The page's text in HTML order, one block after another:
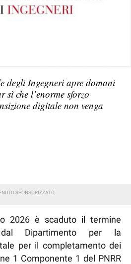
degli Ingegneri apre domani
che l’enorme sforzo
digitale non venga
2026 è scaduto il termine
Dipartimento per la
per il completamento dei
1 Componente 1 del PNRR